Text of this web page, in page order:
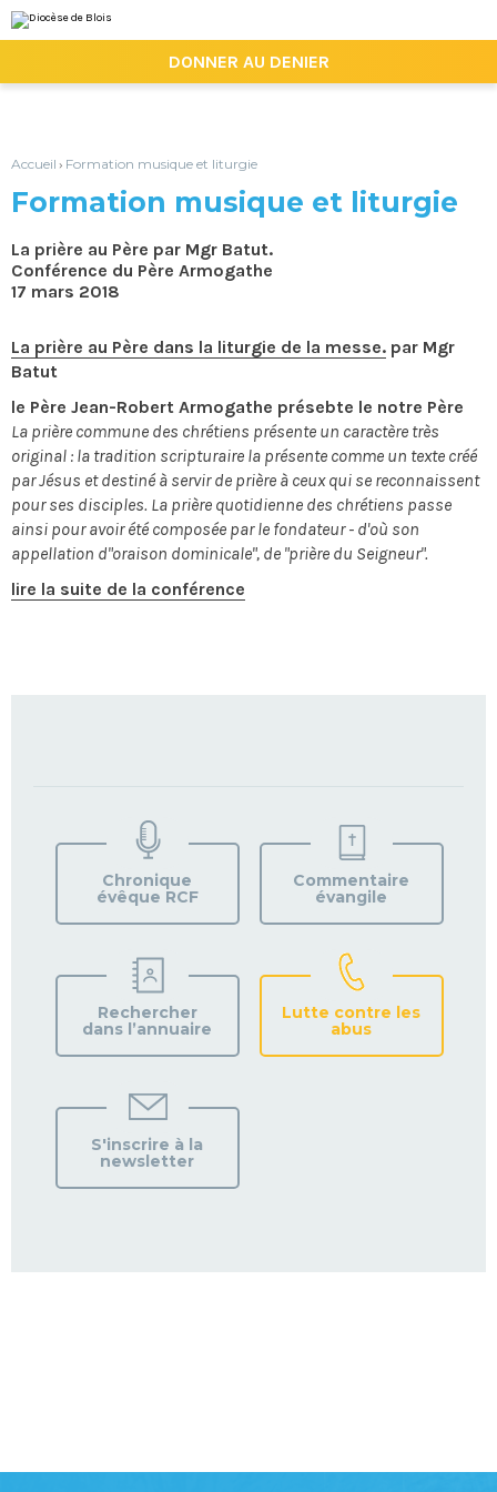
au
contenu.
la
personnels
DONNER AU DENIER
Accueil › Formation musique et liturgie
Formation musique et liturgie
La prière au Père par Mgr Batut.
Conférence du Père Armogathe
17 mars 2018
La prière au Père dans la liturgie de la messe. par Mgr
Batut
le Père Jean-Robert Armogathe présebte le notre Père
La prière commune des chrétiens présente un caractère très
original : la tradition scripturaire la présente comme un texte créé
par Jésus et destiné à servir de prière à ceux qui se reconnaissent
pour ses disciples. La prière quotidienne des chrétiens passe
ainsi pour avoir été composée par le fondateur - d'où son
appellation d"oraison dominicale", de "prière du Seigneur".
lire la suite de la conférence
VOTRE
PAROISSE
Chronique
évêque RCF
Commentaire
évangile
Rechercher
dans l’annuaire
Lutte contre les
abus
S'inscrire à la
newsletter